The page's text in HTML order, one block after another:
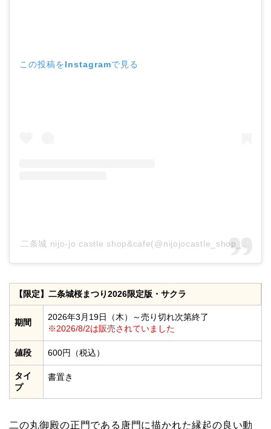
この投稿をInstagramで見る
二条城 nijo-jo castle
【限定】二条城桜まつり2026限定版・サクラ
期間
2026年3月19日（木）～売り切れ次第終了
※2026/8/2は販売されていました
値段 600円（税込）
タイ
プ
書置き
二の丸御殿の正門である唐門に描かれた縁起の良い動